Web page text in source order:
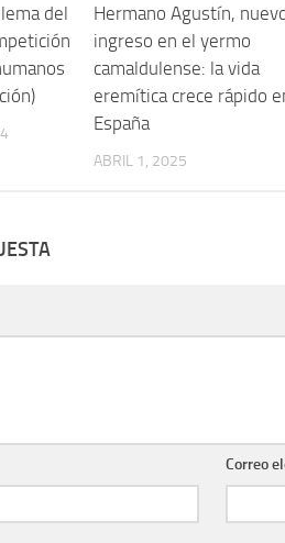
del
Hermano Agustín,
ingreso en el yermo
camaldulense: la vida
eremítica crece rápido
España
ABRIL 1, 2025
Correo